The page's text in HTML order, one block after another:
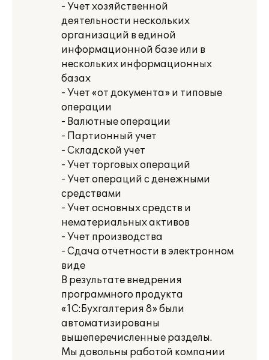
- Учет хозяйственной
деятельности нескольких
организаций в единой
информационной базе или в
нескольких информационных
базах
- Учет «от документа» и типовые
операции
- Валютные операции
- Партионный учет
- Складской учет
- Учет торговых операций
- Учет операций с денежными
средствами
- Учет основных средств и
нематериальных активов
- Учет производства
- Сдача отчетности в электронном
виде
В результате внедрения
программного продукта
«1С:Бухгалтерия 8» были
автоматизированы
вышеперечисленные разделы.
Мы довольны работой компании